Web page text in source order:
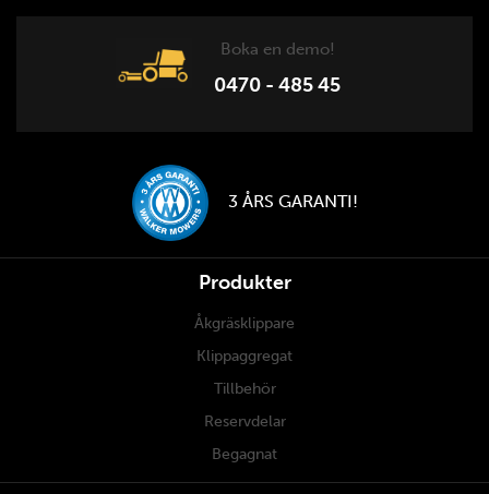
Boka en demo!
0470 - 485 45
3 ÅRS GARANTI!
Produkter
Åkgräsklippare
Klippaggregat
Tillbehör
Reservdelar
Begagnat